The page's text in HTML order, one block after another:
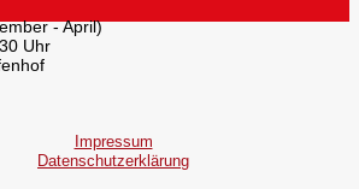
- April)
Uhr
Impressum
Datenschutzerklärung